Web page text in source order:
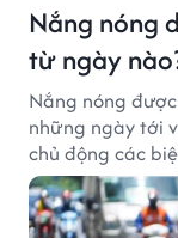
Nắng nóng
từ ngày
Nắng nóng
những ngày tới
chủ động các
tác động của